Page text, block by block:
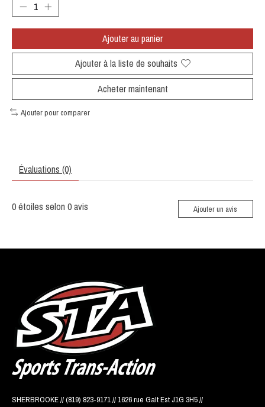
Ajouter au panier
Ajouter à la liste de souhaits
Acheter maintenant
Ajouter pour comparer
Évaluations (0)
0étoiles selon 0avis Ajouter un avis
SHERBROOKE // (819) 823-9171 // 1626 rue Galt Est J1G 3H5 //